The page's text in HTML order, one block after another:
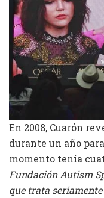
En 2008, Cuarón
durante un año
momento tenía
Fundación Autism
que trata